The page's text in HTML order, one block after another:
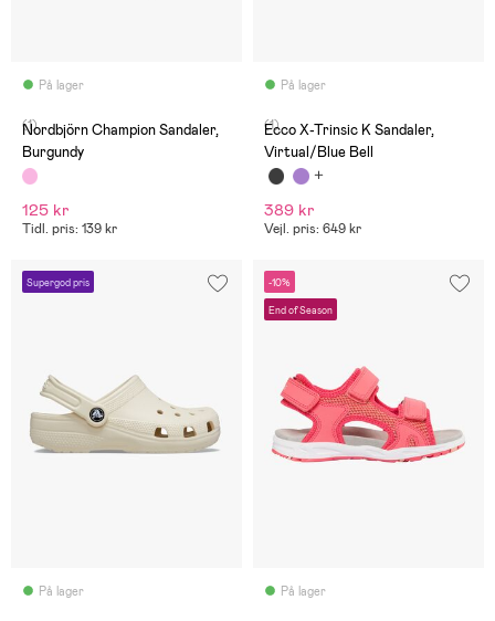
På lager
(1)
Nordbjörn Champion Sandaler,
Burgundy
125 kr
Tidl. pris: 139 kr
På lager
(1)
Ecco X-Trinsic K Sandaler,
Virtual/Blue Bell
389 kr
Vejl. pris: 649 kr
Supergod pris
På lager
-10%
End of Season
På lager